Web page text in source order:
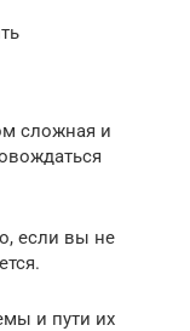
сложная и
если вы не
и пути их